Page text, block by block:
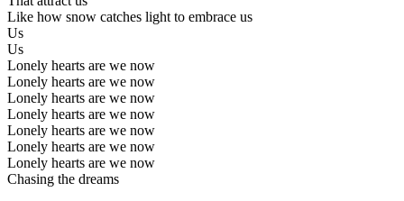
Like how snow catches light to embrace us
Us
Us
Lonely hearts are we now
Lonely hearts are we now
Lonely hearts are we now
Lonely hearts are we now
Lonely hearts are we now
Lonely hearts are we now
Lonely hearts are we now
Chasing the dreams